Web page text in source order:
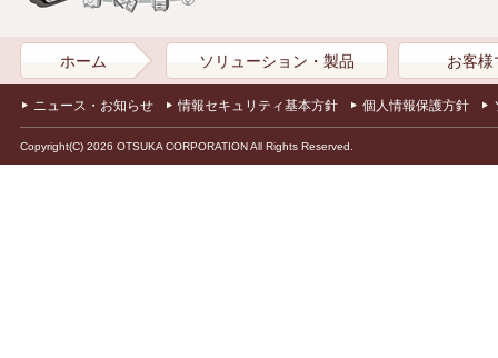
ホーム ソリューション・製品 お客様
ニュース・お知らせ 情報セキュリティ基本方針 個人情報保護方針
Copyright(C) 2026 OTSUKA CORPORATION All Rights Reserved.